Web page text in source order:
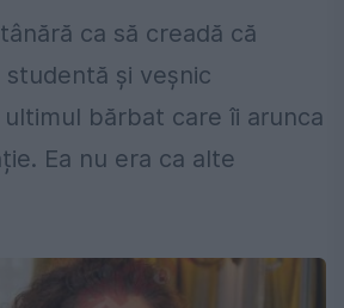
ca să creadă că
studentă și veșnic
bărbat care îi arunca
Ea nu era ca alte